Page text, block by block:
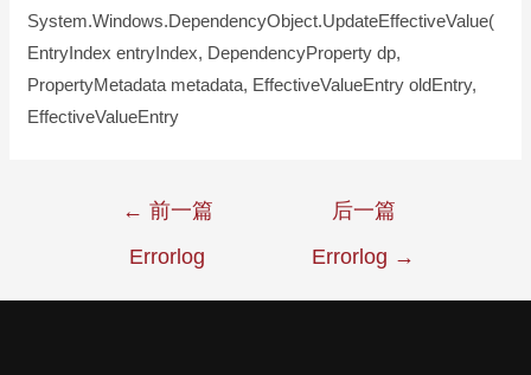
System.Windows.DependencyObject.UpdateEffectiveValue(
EntryIndex entryIndex, DependencyProperty dp,
PropertyMetadata metadata, EffectiveValueEntry oldEntry,
EffectiveValueEntry
← 前一篇
Errorlog
后一篇
Errorlog →